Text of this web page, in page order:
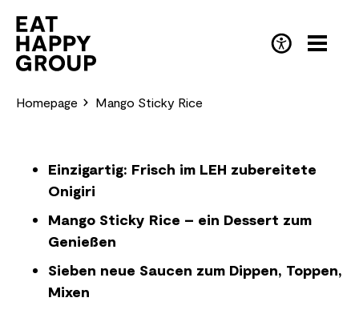
main
content
EN (English)
Homepage Mango Sticky Rice
Einzigartig: Frisch im LEH zubereitete
Onigiri
Mango Sticky Rice – ein Dessert zum
Genießen
Sieben neue Saucen zum Dippen, Toppen,
Mixen